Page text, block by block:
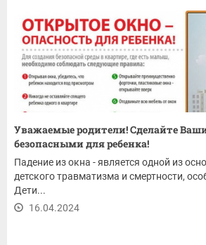
Уважаемые родители! Сделайте
безопасными для ребенка!
Падение из окна - является одной из
детского травматизма и смертности,
Дети...
16.04.2024